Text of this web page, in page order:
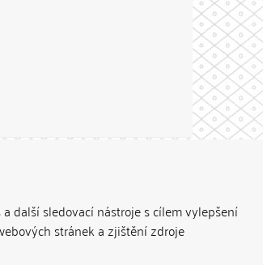
další sledovací nástroje s cílem vylepšení
stránek a zjištění zdroje